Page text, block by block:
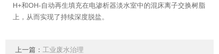
H+和OH-自动再生填充在电渗析器淡水室中的混床离子交换树脂
上，从而实现了持续深度脱盐。
上一篇： 工业废水治理